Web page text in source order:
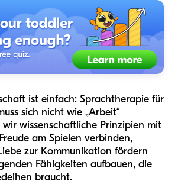
ist einfach: Sprachtherapie für
sich nicht wie „Arbeit“
wissenschaftliche Prinzipien mit
am Spielen verbinden,
zur Kommunikation fördern
Fähigkeiten aufbauen, die
braucht.